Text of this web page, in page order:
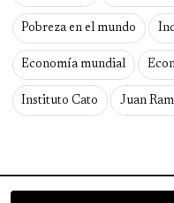
Pobreza en el mundo
Economía mundial
Instituto Cato Juan